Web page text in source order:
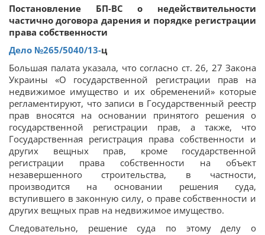
Постановление БП-ВС о недействительности
частично договора дарения и порядке регистрации
права собственности
Дело №265/5040/13-ц
Большая палата указала, что согласно ст. 26, 27 Закона
Украины «О государственной регистрации прав на
недвижимое имущество и их обременений» которые
регламентируют, что записи в Государственный реестр
прав вносятся на основании принятого решения о
государственной регистрации прав, а также, что
Государственная регистрация права собственности и
других вещных прав, кроме государственной
регистрации права собственности на объект
незавершенного строительства, в частности,
производится на основании решения суда,
вступившего в законную силу, о праве собственности и
других вещных прав на недвижимое имущество.
Следовательно, решение суда по этому делу о